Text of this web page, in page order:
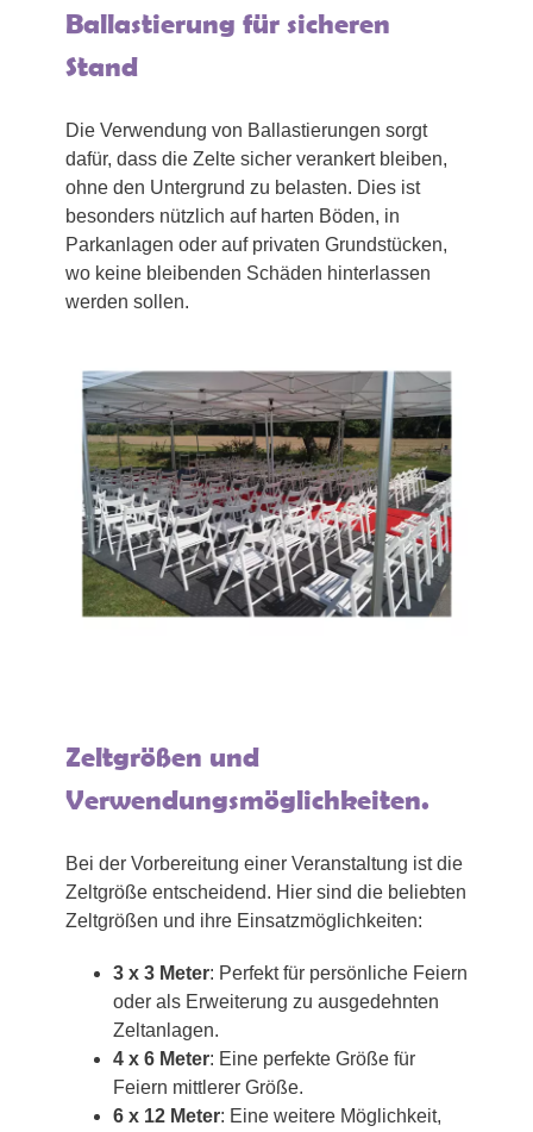
Ballastierung für sicheren
Stand
Die Verwendung von Ballastierungen sorgt
dafür, dass die Zelte sicher verankert bleiben,
ohne den Untergrund zu belasten. Dies ist
besonders nützlich auf harten Böden, in
Parkanlagen oder auf privaten Grundstücken,
wo keine bleibenden Schäden hinterlassen
werden sollen.
Zeltgrößen und
Verwendungsmöglichkeiten.
Bei der Vorbereitung einer Veranstaltung ist die
Zeltgröße entscheidend. Hier sind die beliebten
Zeltgrößen und ihre Einsatzmöglichkeiten:
3 x 3 Meter: Perfekt für persönliche Feiern
oder als Erweiterung zu ausgedehnten
Zeltanlagen.
4 x 6 Meter: Eine perfekte Größe für
Feiern mittlerer Größe.
6 x 12 Meter: Eine weitere Möglichkeit,